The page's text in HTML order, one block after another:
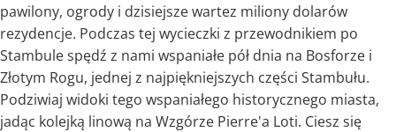
pawilony, ogrody i dzisiejsze wartez miliony dolarów
rezydencje. Podczas tej wycieczki z przewodnikiem po
Stambule spędź z nami wspaniałe pół dnia na Bosforze i
Złotym Rogu, jednej z najpiękniejszych części Stambułu.
Podziwiaj widoki tego wspaniałego historycznego miasta,
jadąc kolejką linową na Wzgórze Pierre'a Loti. Ciesz się